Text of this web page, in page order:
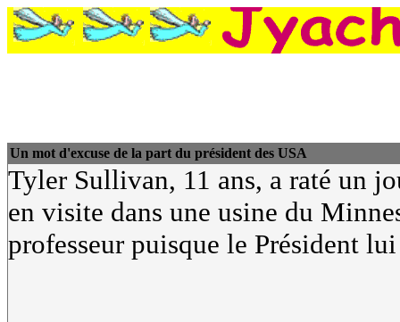
Un mot d'excuse de la part du président des USA
Tyler Sullivan, 11 ans, a raté un
en visite dans une usine du
professeur puisque le Président